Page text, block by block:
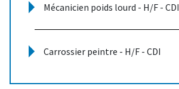
Mécanicien poids lourd - H/F - CDI
Carrossier peintre - H/F - CDI